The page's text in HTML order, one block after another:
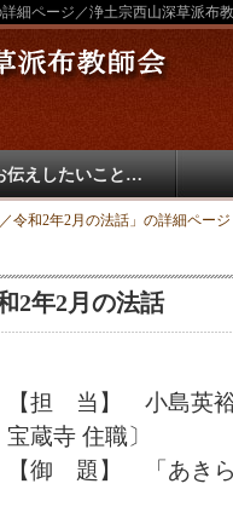
細ページ／浄土宗西山深草派布
伝えしたいこと…
令和2年2月の法話」の詳細ページ
2年2月の法話
【担 当】 小島英
宝蔵寺 住職〕
【御 題】 「あき